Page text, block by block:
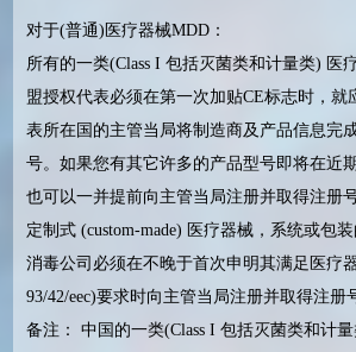
对于(普通)医疗器械MDD：
所有的一类(Class I 包括灭菌类和计量类) 医
盟授权代表必须在第一次加贴CE标志时，就
表所在国的主管当局将制造商及产品信息完
号。如果您有其它许多的产品型号即将在近
也可以一并提前向主管当局注册并取得注册号
定制式 (custom-made) 医疗器械，系统或包
消毒公司必须在不晚于首次申明其满足医疗
93/42/eec)要求时向主管当局注册并取得注册
备注： 中国的一类(Class I 包括灭菌类和计